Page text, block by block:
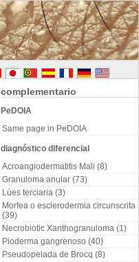
complementario
PeDOIA
Same page in PeDOIA
diagnóstico diferencial
Acroangiodermatitis Mali (8)
Granuloma anular (73)
Lúes terciaria (3)
Morfea o esclerodermia circunscrita
(39)
Necrobiotic Xanthogranuloma (1)
Pioderma gangrenoso (40)
Pseudopelada de Brocq (8)